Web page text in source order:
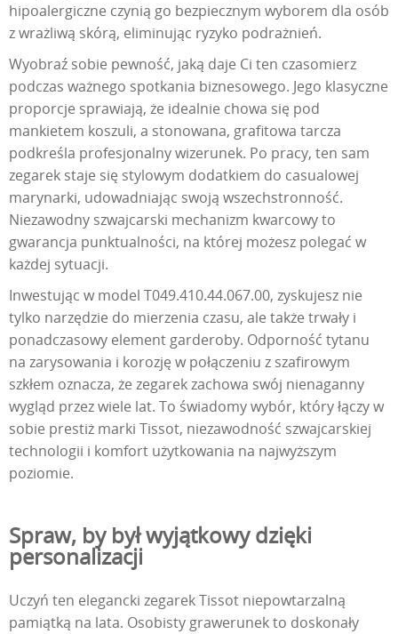
hipoalergiczne czynią go bezpiecznym wyborem dla osób
z wrażliwą skórą, eliminując ryzyko podrażnień.
Wyobraź sobie pewność, jaką daje Ci ten czasomierz
podczas ważnego spotkania biznesowego. Jego klasyczne
proporcje sprawiają, że idealnie chowa się pod
mankietem koszuli, a stonowana, grafitowa tarcza
podkreśla profesjonalny wizerunek. Po pracy, ten sam
zegarek staje się stylowym dodatkiem do casualowej
marynarki, udowadniając swoją wszechstronność.
Niezawodny szwajcarski mechanizm kwarcowy to
gwarancja punktualności, na której możesz polegać w
każdej sytuacji.
Inwestując w model T049.410.44.067.00, zyskujesz nie
tylko narzędzie do mierzenia czasu, ale także trwały i
ponadczasowy element garderoby. Odporność tytanu
na zarysowania i korozję w połączeniu z szafirowym
szkłem oznacza, że zegarek zachowa swój nienaganny
wygląd przez wiele lat. To świadomy wybór, który łączy w
sobie prestiż marki Tissot, niezawodność szwajcarskiej
technologii i komfort użytkowania na najwyższym
poziomie.
Spraw, by był wyjątkowy dzięki
personalizacji
Uczyń ten elegancki zegarek Tissot niepowtarzalną
pamiątką na lata. Osobisty grawerunek to doskonały